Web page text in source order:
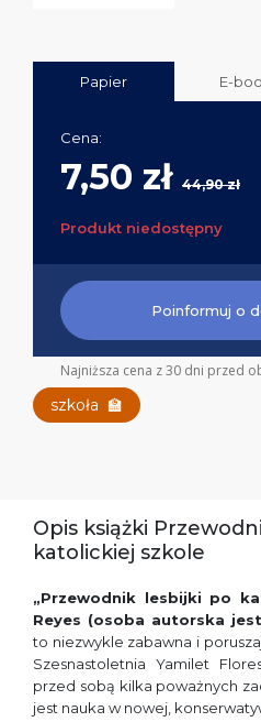
Papier E-
Cena:
7,50 zł 44,90 zł
Produkt niedostępny
Poinformuj o
Najniższa cena z 30 dni przed
szkoła 🏫
Opis książki
katolickiej szkole
„Przewodnik lesbijki po
Reyes (osoba autorska
to niezwykle zabawna i
Szesnastoletnia Yamilet
przed sobą kilka poważnych
jest nauka w nowej,